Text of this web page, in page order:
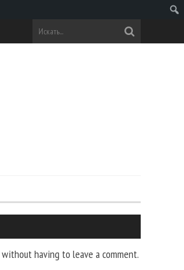
without having to leave a comment.